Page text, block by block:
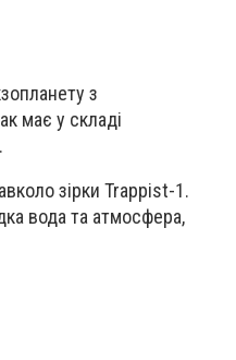
з
має у складі
зірки Trappist-1.
вода та атмосфера,